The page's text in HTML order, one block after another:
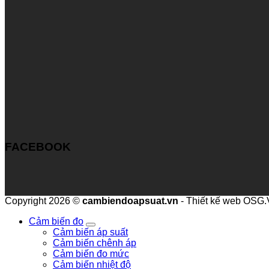
FACEBOOK
Copyright 2026 © cambiendoapsuat.vn - Thiết kế web
Cảm biến đo
Cảm biến áp suất
Cảm biến chênh áp
Cảm biến đo mức
Cảm biến nhiệt độ